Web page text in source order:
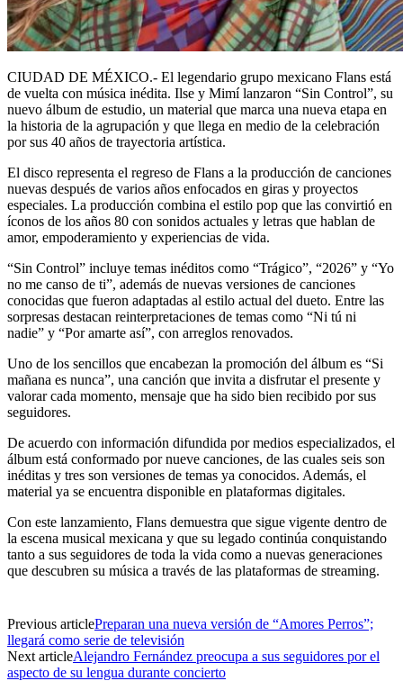
CIUDAD DE MÉXICO.- El legendario grupo mexicano Flans está
de vuelta con música inédita. Ilse y Mimí lanzaron “Sin Control”, su
nuevo álbum de estudio, un material que marca una nueva etapa en
la historia de la agrupación y que llega en medio de la celebración
por sus 40 años de trayectoria artística.
El disco representa el regreso de Flans a la producción de canciones
nuevas después de varios años enfocados en giras y proyectos
especiales. La producción combina el estilo pop que las convirtió en
íconos de los años 80 con sonidos actuales y letras que hablan de
amor, empoderamiento y experiencias de vida.
“Sin Control” incluye temas inéditos como “Trágico”, “2026” y “Yo
no me canso de ti”, además de nuevas versiones de canciones
conocidas que fueron adaptadas al estilo actual del dueto. Entre las
sorpresas destacan reinterpretaciones de temas como “Ni tú ni
nadie” y “Por amarte así”, con arreglos renovados.
Uno de los sencillos que encabezan la promoción del álbum es “Si
mañana es nunca”, una canción que invita a disfrutar el presente y
valorar cada momento, mensaje que ha sido bien recibido por sus
seguidores.
De acuerdo con información difundida por medios especializados, el
álbum está conformado por nueve canciones, de las cuales seis son
inéditas y tres son versiones de temas ya conocidos. Además, el
material ya se encuentra disponible en plataformas digitales.
Con este lanzamiento, Flans demuestra que sigue vigente dentro de
la escena musical mexicana y que su legado continúa conquistando
tanto a sus seguidores de toda la vida como a nuevas generaciones
que descubren su música a través de las plataformas de streaming.
Previous articlePreparan una nueva versión de “Amores Perros”;
llegará como serie de televisión
Next articleAlejandro Fernández preocupa a sus seguidores por el
aspecto de su lengua durante concierto